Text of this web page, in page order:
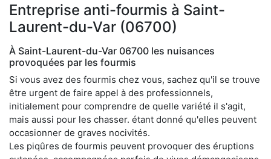
Entreprise anti-fourmis à Saint-
Laurent-du-Var (06700)
À Saint-Laurent-du-Var 06700 les nuisances
provoquées par les fourmis
Si vous avez des fourmis chez vous, sachez qu'il se trouve
être urgent de faire appel à des professionnels,
initialement pour comprendre de quelle variété il s'agit,
mais aussi pour les chasser. étant donné qu'elles peuvent
occasionner de graves nocivités.
Les piqûres de fourmis peuvent provoquer des éruptions